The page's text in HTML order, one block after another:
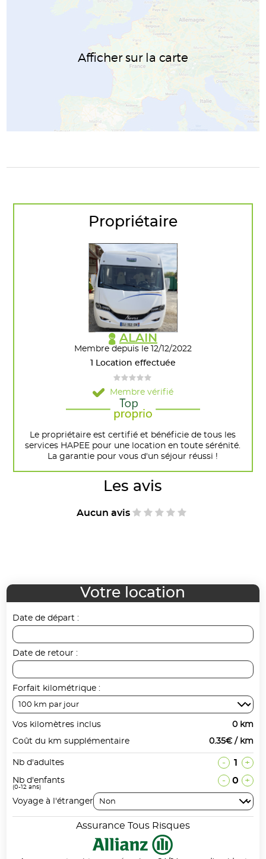
Afficher sur la carte
Propriétaire
ALAIN
Membre depuis le 12/12/2022
1 Location effectuée
Membre vérifié
Le propriétaire est certifié et bénéficie de tous les
services HAPEE pour une location en toute sérénité.
La garantie pour vous d'un séjour réussi !
Les avis
Aucun avis
Votre location
Date de départ :
Date de retour :
Forfait kilométrique :
Vos kilomètres inclus
0 km
Coût du km supplémentaire
0.35€ / km
Nb d'adultes - 1 +
Nb d'enfants
(0-12 ans)
- 0 +
Voyage à l'étranger
Assurance Tous Risques